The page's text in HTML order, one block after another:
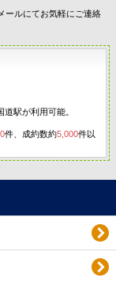
ールにてお気軽にご連絡
駅が利用可能。
件、成約数約5,000件以